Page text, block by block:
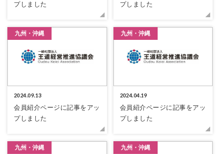
プしました
プしました
九州・沖縄
2024.09.13
会員紹介ページに記事をアッ
プしました
九州・沖縄
2024.04.19
会員紹介ページに記事をアッ
プしました
九州・沖縄 九州・沖縄